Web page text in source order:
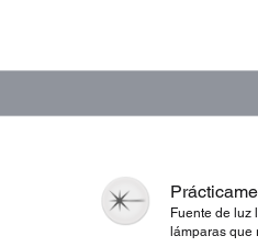
Fuente de luz
lámparas que